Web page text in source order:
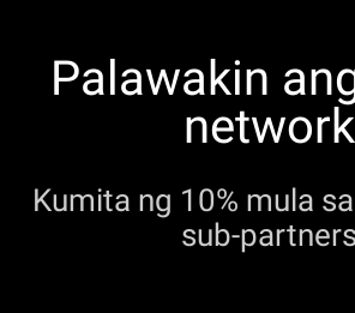
Palawakin
network
Kumita ng 10% mula
sub-partners